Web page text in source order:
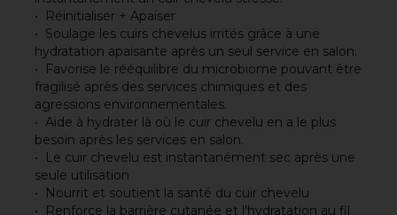
Réinitialiser + Apaiser
Soulage les cuirs chevelus irrités grâce à une
hydratation apaisante après un seul service en salon.
Favorise le rééquilibre du microbiome pouvant être
fragilisé après des services chimiques et des
agressions environnementales.
Aide à hydrater là où le cuir chevelu en a le plus
besoin après les services en salon.
Le cuir chevelu est instantanément sec après une
seule utilisation
Nourrit et soutient la santé du cuir chevelu
Renforce la barrière cutanée et l'hydratation au fil